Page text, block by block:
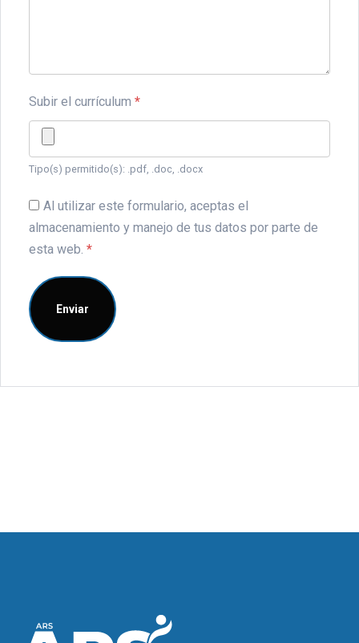
Subir el currículum *
Tipo(s) permitido(s): .pdf, .doc, .docx
Al utilizar este formulario, aceptas el
almacenamiento y manejo de tus datos por parte de
esta web. *